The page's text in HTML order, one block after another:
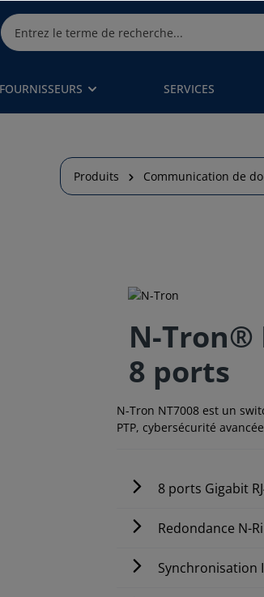
FOURNISSEURS SERVICES
Produits Communication de
N-Tron®
8 ports
N-Tron NT7008 est un
PTP, cybersécurité
8 ports Gigabit
Redondance N-
Synchronisation